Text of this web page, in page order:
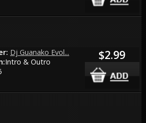
Dj Guanako Evol...
Intro & Outro
$2.99